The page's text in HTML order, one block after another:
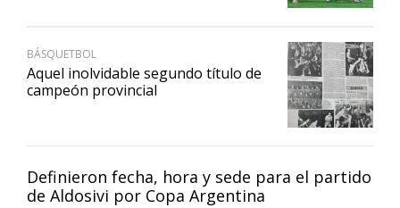
Definieron fecha, hora y sede para el partido
de Aldosivi por Copa Argentina
BÁSQUETBOL
Aquel inolvidable segundo título de
campeón provincial